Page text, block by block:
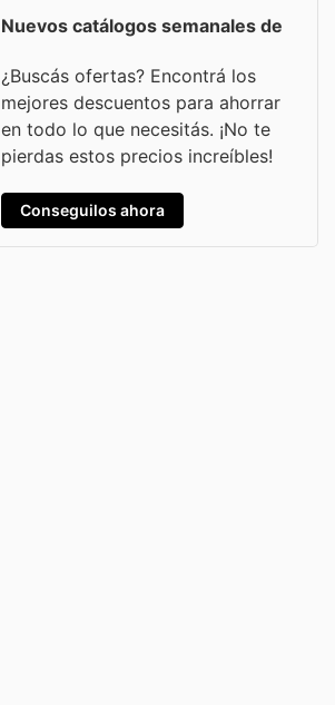
Nuevos catálogos semanales de
¿Buscás ofertas? Encontrá los
mejores descuentos para ahorrar
en todo lo que necesitás. ¡No te
pierdas estos precios increíbles!
Conseguilos ahora